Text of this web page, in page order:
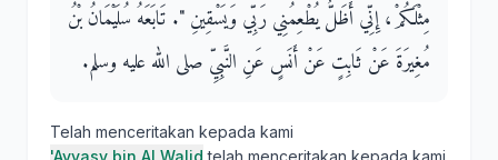
مِثْلَكُمْ، إِنِّي أَظَلُّ يُطْعِمُنِي رَبِّي وَيَسْقِينِ ‏"‏‏.‏ تَابَعَهُ سُلَيْمَانُ بْنُ
مُغِيرَةَ عَنْ ثَابِتٍ عَنْ أَنَسٍ عَنِ النَّبِيِّ صلى الله عليه وسلم‏.‏
Telah menceritakan kepada kami
'Ayyasy bin Al Walid telah menceritakan kepada kami